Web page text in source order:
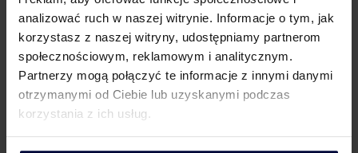
analizować ruch w naszej witrynie. Informacje o tym, jak
korzystasz z naszej witryny, udostępniamy partnerom
społecznościowym, reklamowym i analitycznym.
Partnerzy mogą połączyć te informacje z innymi danymi
otrzymanymi od Ciebie lub uzyskanymi podczas
korzystania z ich usług.
paliwa, momencie zakupu i sposobie wykorzystania
paliwa;
odbiorca (z wyłączeniem podmiotu
pośredniczącego) ponosi całość kosztów
związanych z nabyciem paliwa;
rola podmiotu pośredniczącego ogranicza się
do udostępnienia odbiorcy instrumentu finansowego